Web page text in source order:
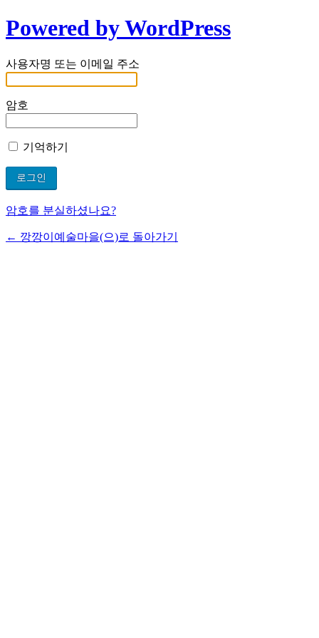
Powered by WordPress
사용자명 또는 이메일 주소
암호
기억하기
암호를 분실하셨나요?
← 깡깡이예술마을(으)로 돌아가기